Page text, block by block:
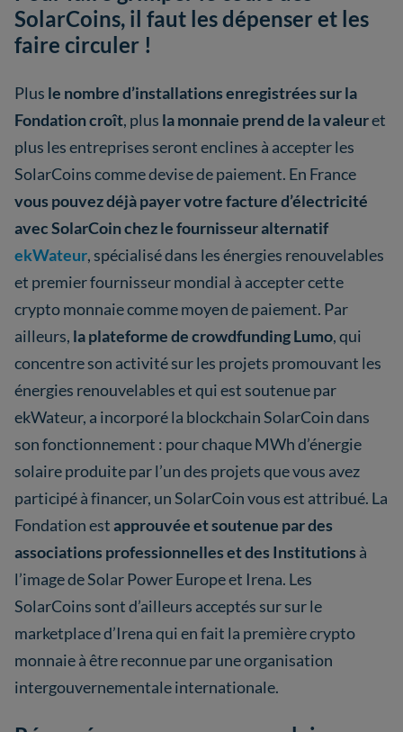
SolarCoins, il faut les dépenser et les
faire circuler !
Plus le nombre d’installations enregistrées sur la
Fondation croît, plus la monnaie prend de la valeuret
plus les entreprises seront enclines à accepter les
SolarCoins comme devise de paiement. En France
vous pouvez déjà payer votre facture d’électricité
avec SolarCoin chez le fournisseur alternatif
ekWateur, spécialisé dans les énergies renouvelables
et premier fournisseur mondial à accepter cette
crypto monnaie comme moyen de paiement. Par
ailleurs, la plateforme de crowdfunding Lumo, qui
concentre son activité sur les projets promouvant les
énergies renouvelables et qui est soutenue par
ekWateur, a incorporé la blockchain SolarCoin dans
son fonctionnement : pour chaque MWh d’énergie
solaire produite par l’un des projets que vous avez
participé à financer, un SolarCoin vous est attribué. La
Fondation estapprouvée et soutenue par des
associations professionnelles et des Institutions à
l’image de Solar Power Europe et Irena. Les
SolarCoins sont d’ailleurs acceptés sur sur le
marketplace d’Irena qui en fait la première crypto
monnaie à être reconnue par une organisation
intergouvernementale internationale.